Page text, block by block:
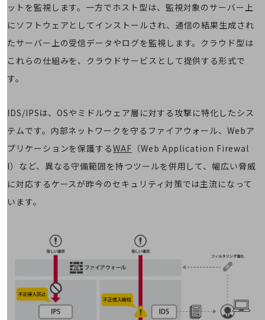
医療・介護
教育
モビリティ
小売業
キーワードで探す
モバイルTOP
法人向けスマホ・携帯に関する、
製品
製品TOP
タフネススマートフォン
ドコモケータイ
5G対応ホームルーター
ットを監視します。一方でホスト型は、監視対象のサーバー上
にソフトウェアとしてインストールされ、通信の結果生成され
たサーバー上の受信データやログを監視します。クラウド型は
これらの仕組みを、クラウドサービスとして提供する形式で
す。
IDS/IPSは、OSやミドルウェア層に対する攻撃に特化したシス
テムです。内部ネットワークを守るファイアウォール、Webア
プリケーションを保護するWAF （Web Application Firewal
l）など、異なる守備範囲を持つツールを併用して、幅広い脅威
に対応するケースが昨今のセキュリティ対策では主流になって
います。